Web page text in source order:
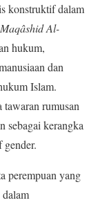
konstruktif dalam
Maqâshid Al-
hukum,
dan
Islam.
rumusan
sebagai kerangka
perempuan yang